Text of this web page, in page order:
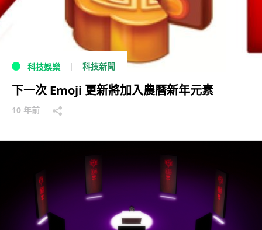
科技娛樂 科技新聞
下一次 Emoji 更新將加入農曆新年元素
10 年前